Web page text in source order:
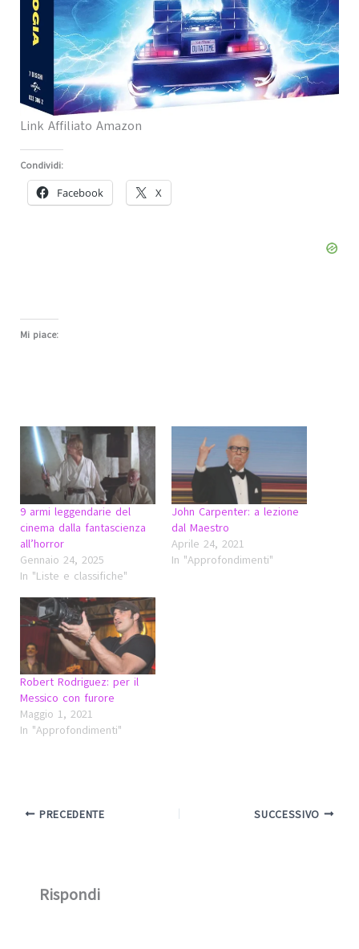
Link Affiliato Amazon
Condividi:
Facebook X
Mi piace:
9 armi leggendarie del
cinema dalla fantascienza
all’horror
Gennaio 24, 2025
In "Liste e classifiche"
John Carpenter: a lezione
dal Maestro
Aprile 24, 2021
In "Approfondimenti"
Robert Rodriguez: per il
Messico con furore
Maggio 1, 2021
In "Approfondimenti"
PRECEDENTE SUCCESSIVO
Rispondi